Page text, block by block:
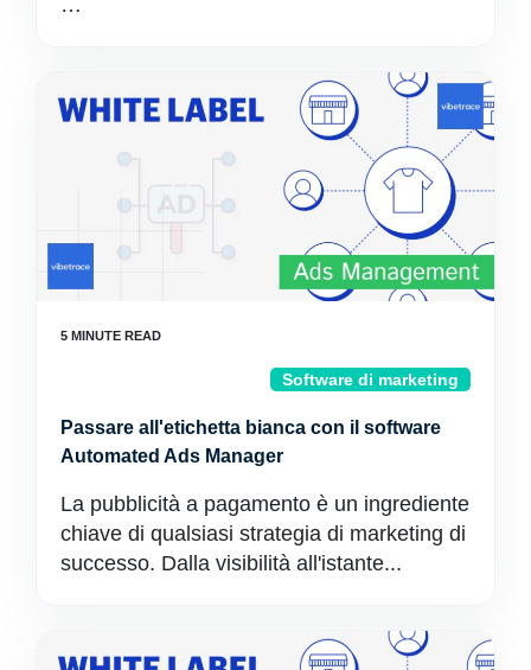
…
Software di marketing
Passare all'etichetta bianca con il software
Automated Ads Manager
La pubblicità a pagamento è un ingrediente
chiave di qualsiasi strategia di marketing di
successo. Dalla visibilità all'istante...